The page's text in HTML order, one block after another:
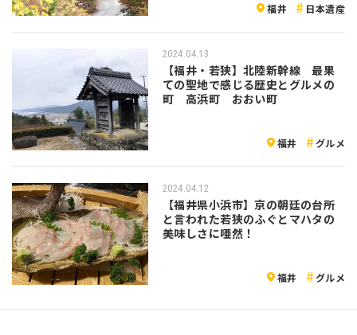
福井 日本遺産
2024.04.13
【福井・若狭】北陸新幹線 最果
ての聖地で感じる歴史とグルメの
町 高浜町 おおい町
福井 グルメ
2024.04.12
【福井県小浜市】京の朝廷の台所
と言われた若狭のふぐとマハタの
美味しさに唖然！
福井 グルメ